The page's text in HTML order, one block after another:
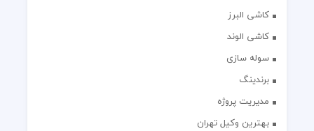
کاشی البرز
کاشی الوند
سوله سازی
برندینگ
مدیریت پروژه
بهترین وکیل تهران